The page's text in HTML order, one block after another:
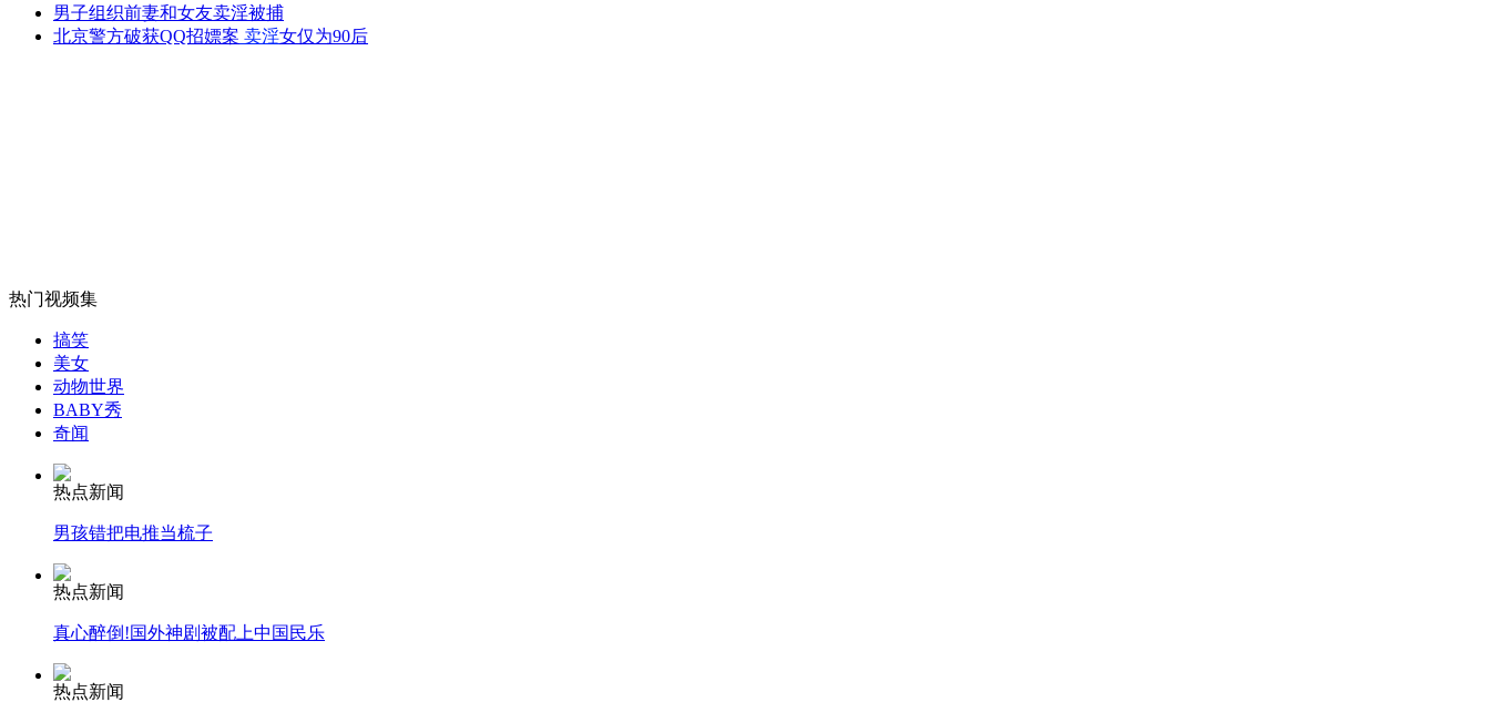
中国电影人集体缺席东京电影节
无痛分娩是否安全 医生回应
外交部：反对强权政治霸凌主义
安徽一实载49人客车翻车
男子组织前妻和女友卖淫被捕
北京警方破获QQ招嫖案 卖淫女仅为90后
热门视频集
搞笑
美女
动物世界
BABY秀
奇闻
热点新闻
男孩错把电推当梳子
热点新闻
真心醉倒!国外神剧被配上中国民乐
热点新闻